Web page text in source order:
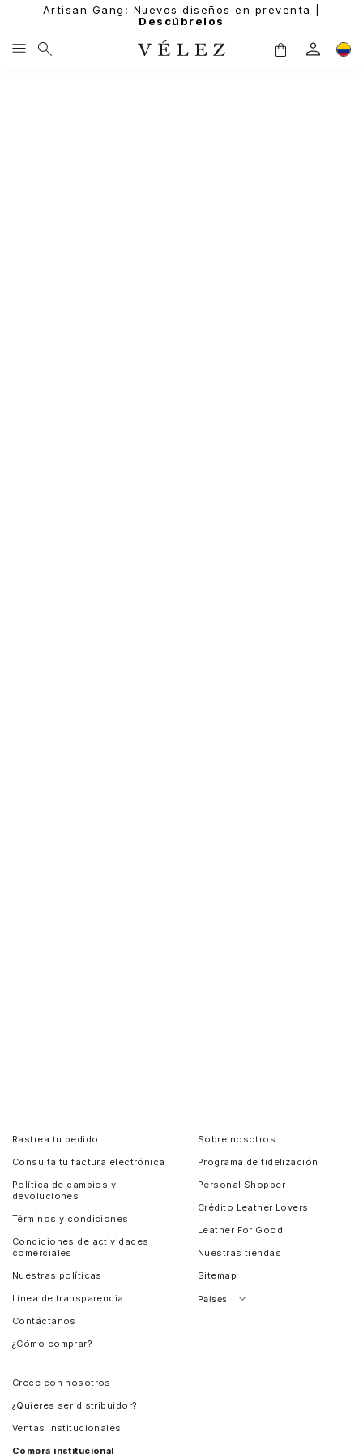
Artisan Gang: Nuevos diseños en preventa |
Descúbrelos
Rastrea tu pedido
Consulta tu factura electrónica
Política de cambios y
devoluciones
Términos y condiciones
Condiciones de actividades
comerciales
Nuestras políticas
Línea de transparencia
Contáctanos
¿Cómo comprar?
Sobre nosotros
Programa de fidelización
Personal Shopper
Crédito Leather Lovers
Leather For Good
Nuestras tiendas
Sitemap
Países
Crece con nosotros
¿Quieres ser distribuidor?
Ventas Institucionales
Compra institucional